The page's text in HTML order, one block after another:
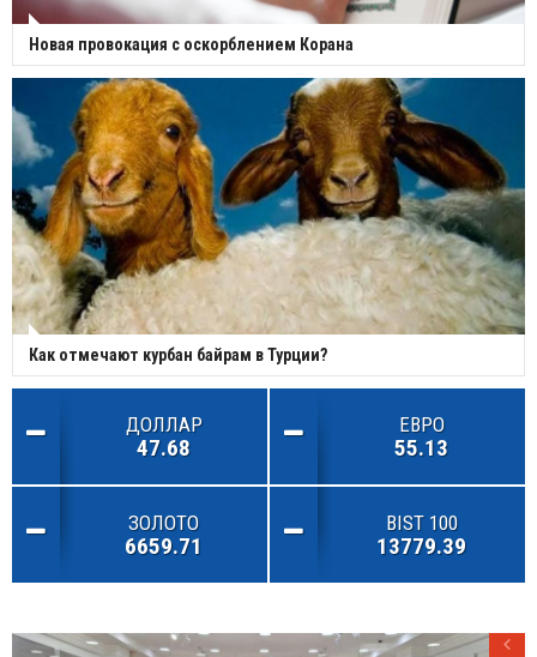
Новая провокация с оскорблением Корана
Как отмечают курбан байрам в Турции?
ДОЛЛАР
47.68
ЕВРО
55.13
ЗОЛОТО
6659.71
BIST 100
13779.39